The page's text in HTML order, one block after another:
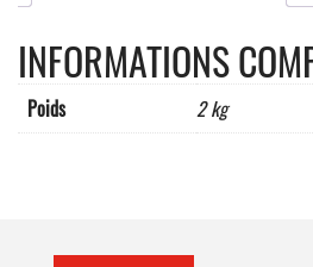
INFORMATIONS
Poids 2 kg